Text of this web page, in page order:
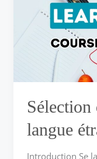
Sélection
langue
Introduction Se
langue
étrangère
approprié